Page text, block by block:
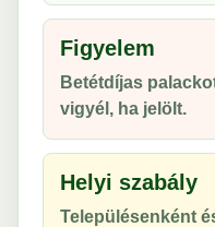
Figyelem
Betétdíjas
vigyél, ha jelölt.
Helyi szabály
Településenként